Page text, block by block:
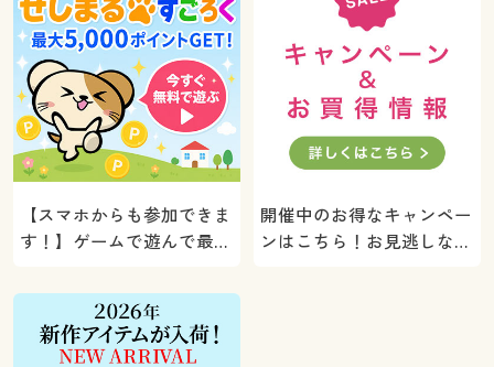
【スマホからも参加できま
す！】ゲームで遊んで最大
ト！
開催中のお得なキャンペー
ンはこちら！お見逃しな